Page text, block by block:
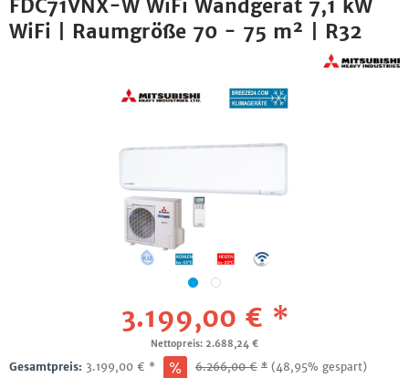
FDC71VNX-W WiFi Wandgerät 7,1 kW
WiFi | Raumgröße 70 - 75 m² | R32
3.199,00 € *
Nettopreis: 2.688,24 €
Gesamtpreis: 3.199,00 € * 6.266,00€ * (48,95% gespart)